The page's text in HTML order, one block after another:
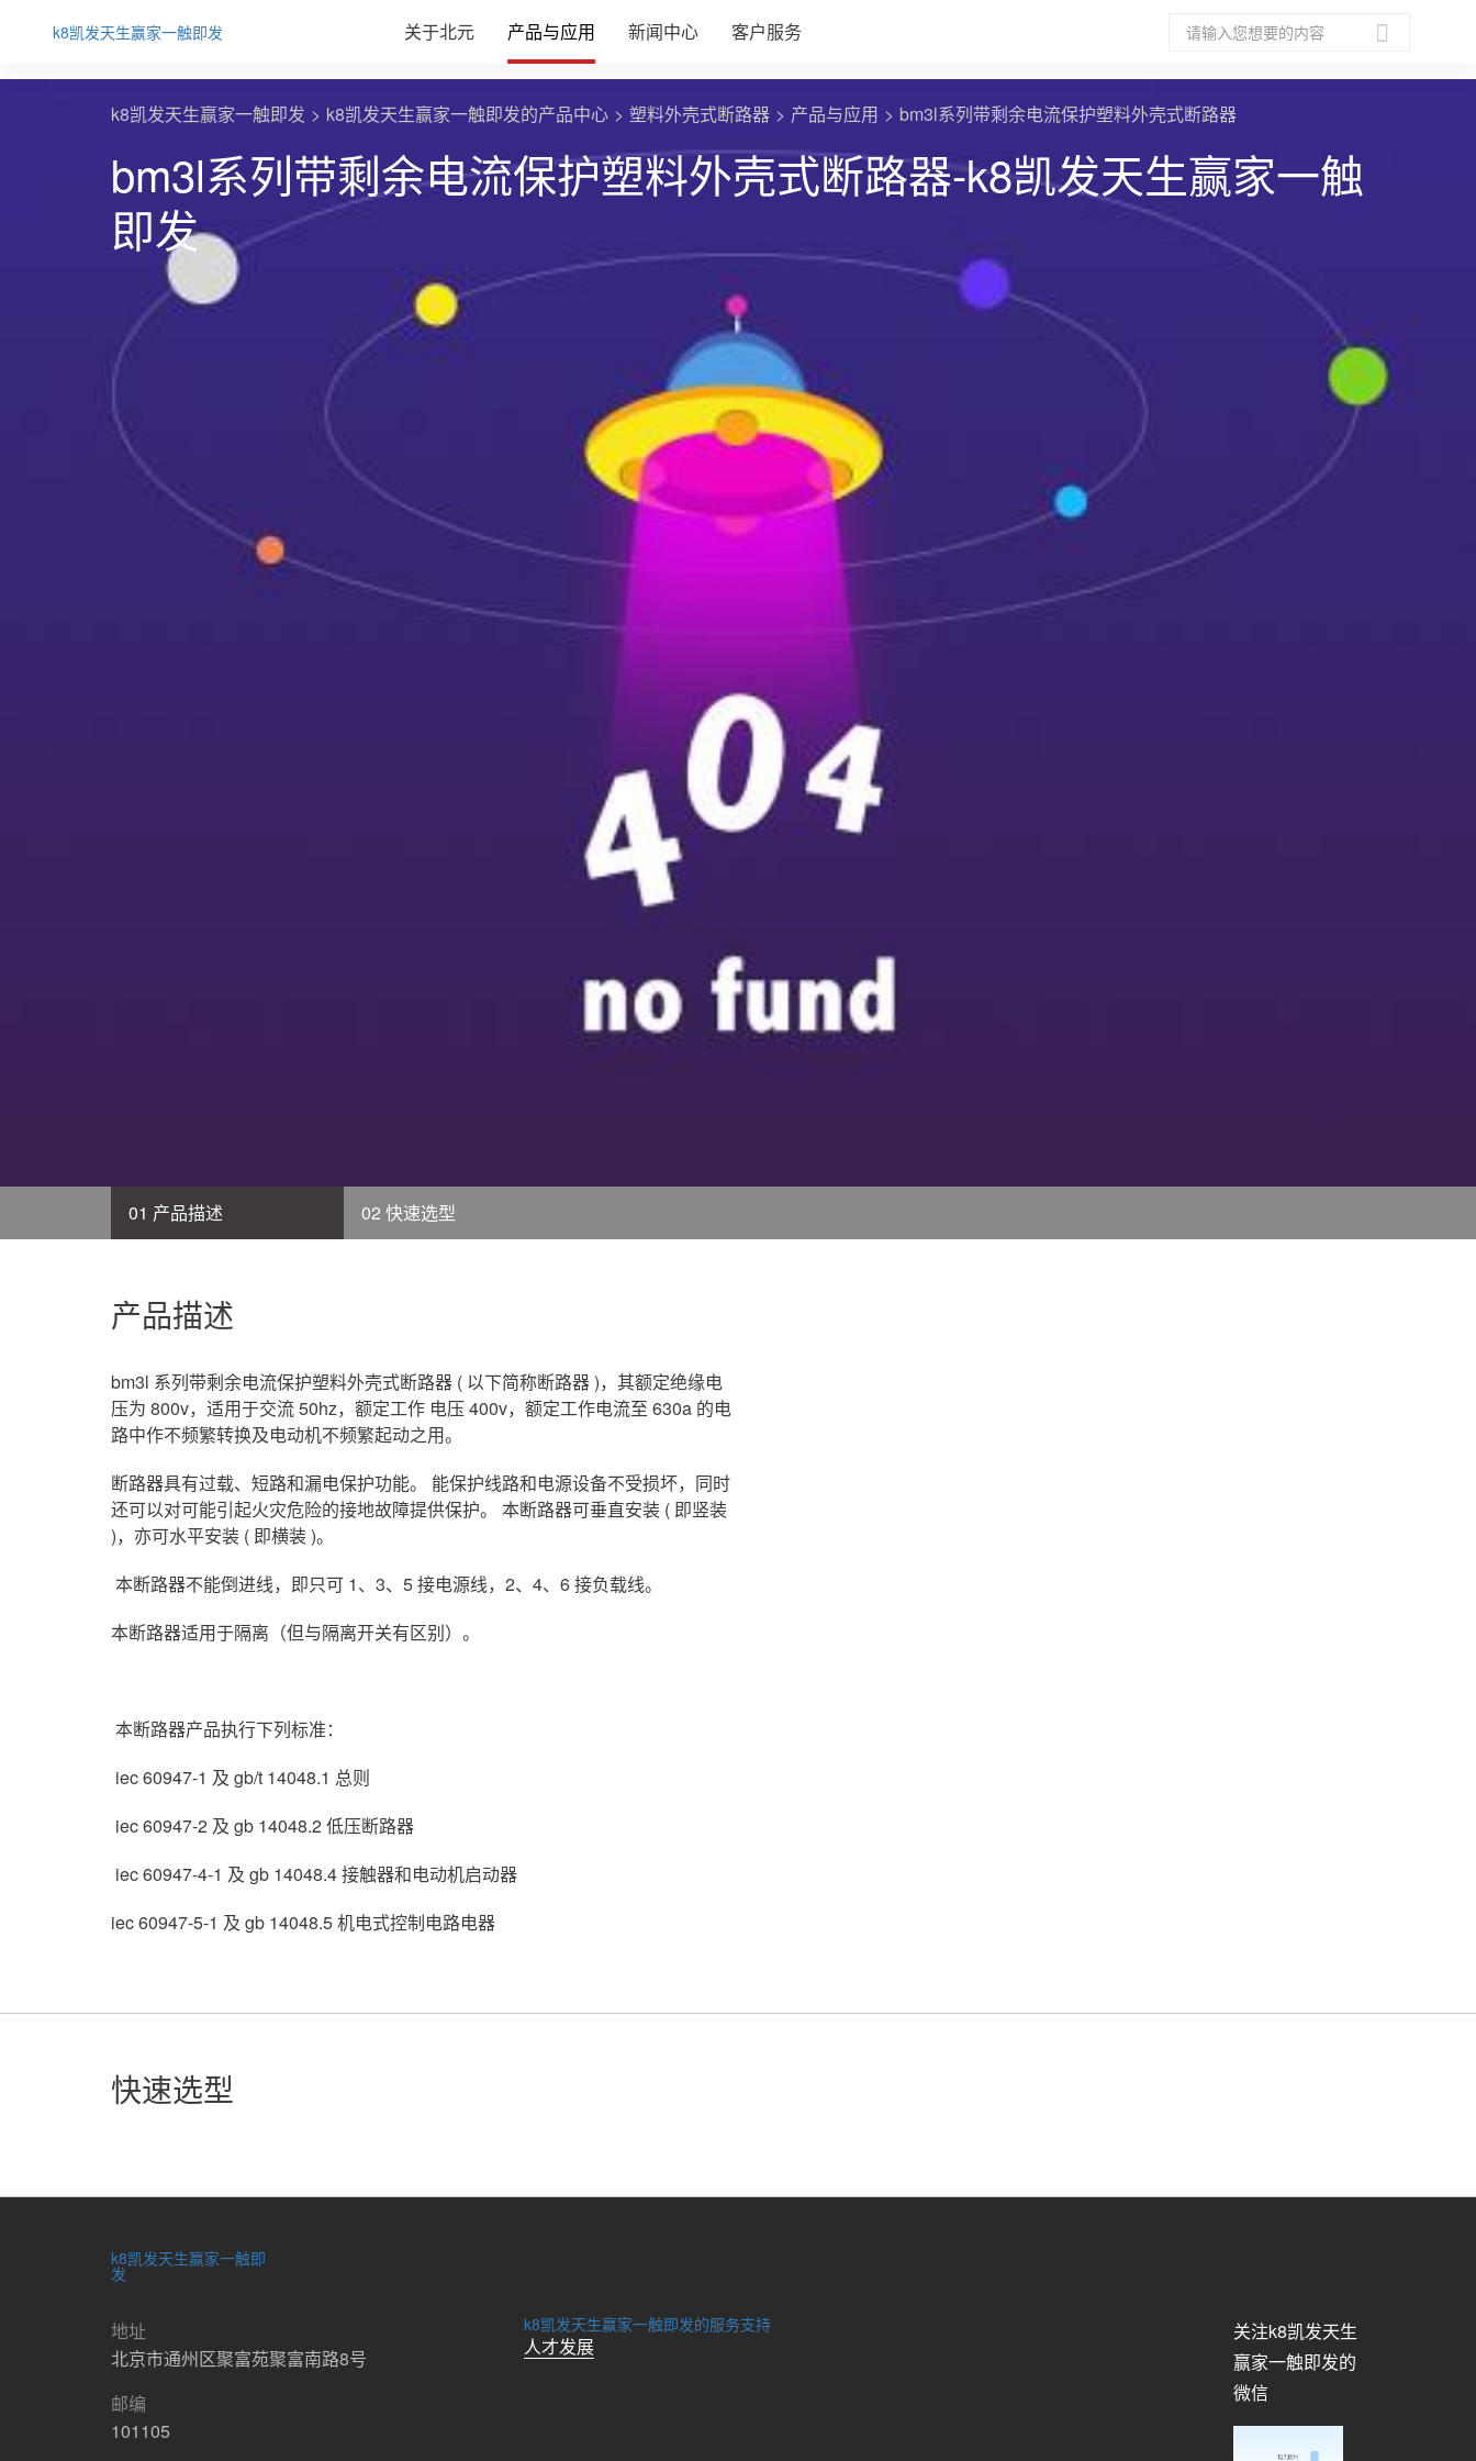
k8凯发天生赢家一触即发 关于北元 产品与应用 新闻中心 客户服务
k8凯发天生赢家一触即发 k8凯发天生赢家一触即发的产品中心 塑料外壳式断路器 产品与应用 bm3l系列带剩余电流保护塑料外壳式断路器
bm3l系列带剩余电流保护塑料外壳式断路器-k8凯发天生赢家一触
即发
01 产品描述 02 快速选型
产品描述
bm3l 系列带剩余电流保护塑料外壳式断路器 ( 以下简称断路器 )，其额定绝缘电
压为 800v，适用于交流 50hz，额定工作 电压 400v，额定工作电流至 630a 的电
路中作不频繁转换及电动机不频繁起动之用。
断路器具有过载、短路和漏电保护功能。 能保护线路和电源设备不受损坏，同时
还可以对可能引起火灾危险的接地故障提供保护。 本断路器可垂直安装 ( 即竖装
)，亦可水平安装 ( 即横装 )。
本断路器不能倒进线，即只可 1、3、5 接电源线，2、4、6 接负载线。
本断路器适用于隔离（但与隔离开关有区别）。
本断路器产品执行下列标准：
iec 60947-1 及 gb/t 14048.1 总则
iec 60947-2 及 gb 14048.2 低压断路器
iec 60947-4-1 及 gb 14048.4 接触器和电动机启动器
iec 60947-5-1 及 gb 14048.5 机电式控制电路电器
快速选型
k8凯发天生赢家一触即
发
地址
北京市通州区聚富苑聚富南路8号
邮编
101105
k8凯发天生赢家一触即发的服务支持
人才发展
关注k8凯发天生
赢家一触即发的
微信